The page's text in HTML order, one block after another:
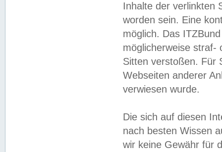
Inhalte der verlinkten
worden sein. Eine
möglich. Das
möglicherweise straf-
Sitten verstoßen. Für
Webseiten anderer
verwiesen wurde.
Die sich auf diesen
nach besten Wissen
wir keine Gewähr für